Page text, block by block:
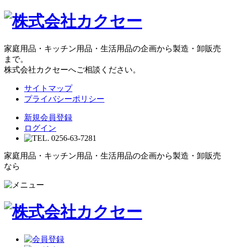
家庭用品・キッチン用品・生活用品の企画から製造・卸販売
まで。
株式会社カクセーへご相談ください。
サイトマップ
プライバシーポリシー
新規会員登録
ログイン
家庭用品・キッチン用品・生活用品の企画から製造・卸販売
なら